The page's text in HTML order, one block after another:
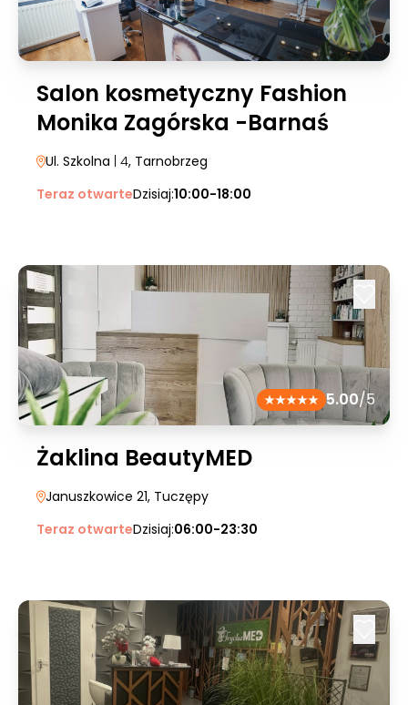
Salon kosmetyczny Fashion
Monika Zagórska -Barnaś
Ul. Szkolna | 4, Tarnobrzeg
Teraz otwarteDzisiaj:10:00-18:00
5.00/5
Żaklina BeautyMED
Januszkowice 21, Tuczępy
Teraz otwarteDzisiaj:06:00-23:30